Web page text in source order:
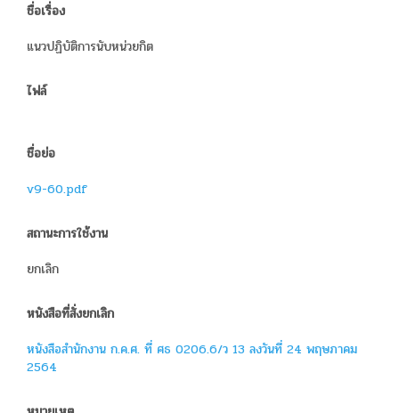
ชื่อเรื่อง
แนวปฏิบัติการนับหน่วยกิต
ไฟล์
ชื่อย่อ
v9-60.pdf
สถานะการใช้งาน
ยกเลิก
หนังสือที่สั่งยกเลิก
หนังสือสำนักงาน ก.ค.ศ. ที่ ศธ 0206.6/ว 13 ลงวันที่ 24 พฤษภาคม
2564